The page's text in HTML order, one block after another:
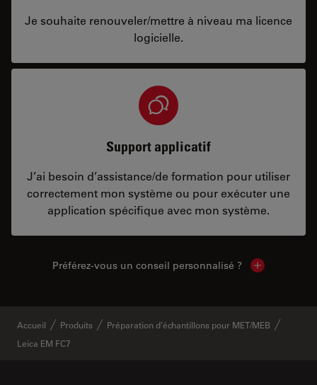
Je souhaite renouveler/mettre à niveau ma licence
logicielle.
Support applicatif
J’ai besoin d’assistance/de formation pour utiliser
correctement mon système ou pour exécuter une
application spécifique avec mon système.
Préférez-vous un conseil personnalisé ? Show local
Accueil Produits
Préparation d’échantillons pour MET/MEB
Leica EM FC7